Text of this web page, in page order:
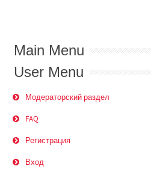
Main Menu
User Menu
Модераторский раздел
FAQ
Регистрация
Вход